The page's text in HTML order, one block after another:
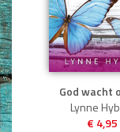
God wacht
Lynne
€ 4,95